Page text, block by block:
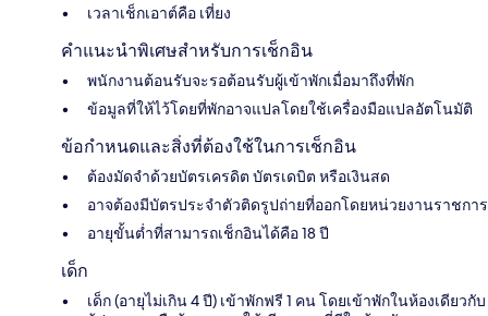
เวลาเช็กเอาต์คือ เที่ยง
คำแนะนำพิเศษสำหรับการเช็กอิน
พนักงานต้อนรับจะรอต้อนรับผู้เข้าพักเมื่อมาถึงที่พัก
ข้อมูลที่ให้ไว้โดยที่พักอาจแปลโดยใช้เครื่องมือแปลอัตโนมัติ
ข้อกำหนดและสิ่งที่ต้องใช้ในการเช็กอิน
ต้องมัดจำด้วยบัตรเครดิต บัตรเดบิต หรือเงินสด
อาจต้องมีบัตรประจำตัวติดรูปถ่ายที่ออกโดยหน่วยงานราชการ
อายุขั้นต่ำที่สามารถเช็กอินได้คือ 18 ปี
เด็ก
เด็ก (อายุไม่เกิน 4 ปี) เข้าพักฟรี 1 คน โดยเข้าพักในห้องเดียวกับ